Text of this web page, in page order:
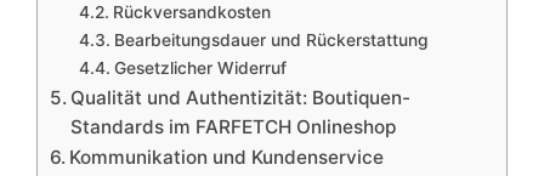
Rückversandkosten
Bearbeitungsdauer und Rückerstattung
Gesetzlicher Widerruf
Qualität und Authentizität: Boutiquen-
Standards im FARFETCH Onlineshop
Kommunikation und Kundenservice